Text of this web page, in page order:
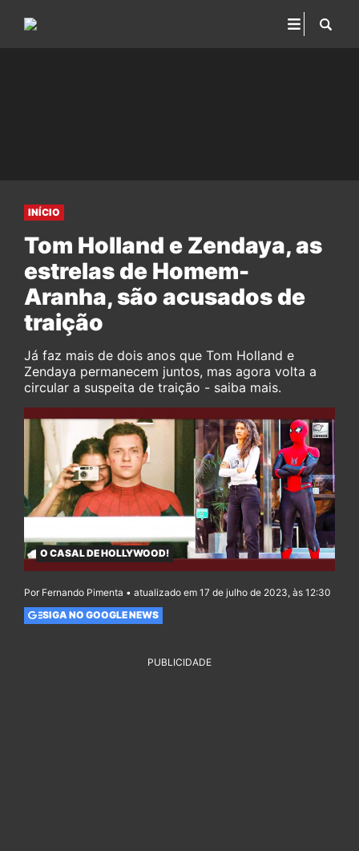
INÍCIO
Tom Holland e Zendaya, as
estrelas de Homem-
Aranha, são acusados de
traição
Já faz mais de dois anos que Tom Holland e
Zendaya permanecem juntos, mas agora volta a
circular a suspeita de traição - saiba mais.
O CASAL DE HOLLYWOOD!
Por Fernando Pimenta • atualizado em 17 de julho de 2023, às 12:30
SIGA NO GOOGLE NEWS
PUBLICIDADE